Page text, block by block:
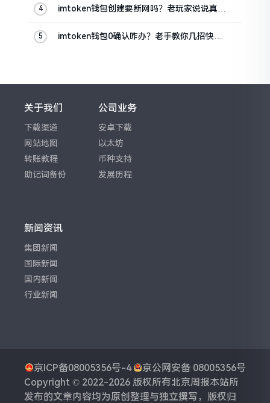
imtoken钱包创建要断网吗？老玩家说说真实
imtoken钱包0确认咋办？老手教你几招快速
关于我们
下载渠道
网站地图
转账教程
助记词备份
公司业务
安卓下载
以太坊
币种支持
发展历程
新闻资讯
集团新闻
国际新闻
国内新闻
行业新闻
京ICP备08005356号-4
京公网安备 08005356号
Copyright © 2022-2026 版权所有北京周报本站所
发布的文章内容均为原创整理与独立撰写，版权归